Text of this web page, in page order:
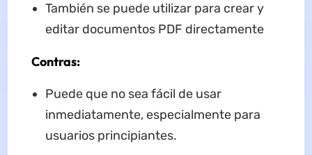
También se puede utilizar para crear y
editar documentos PDF directamente
Contras:
Puede que no sea fácil de usar
inmediatamente, especialmente para
usuarios principiantes.